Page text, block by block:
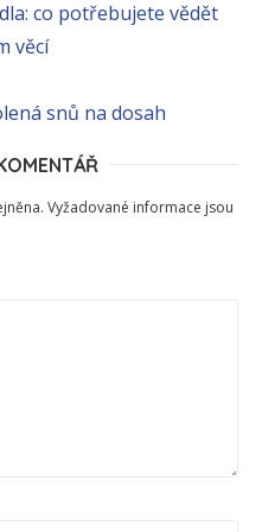
co potřebujete vědět
věcí
snů na dosah
Vyžadované informace jsou